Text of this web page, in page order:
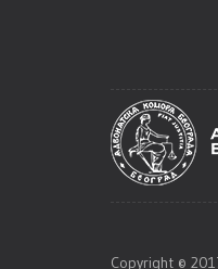
Copyright ©